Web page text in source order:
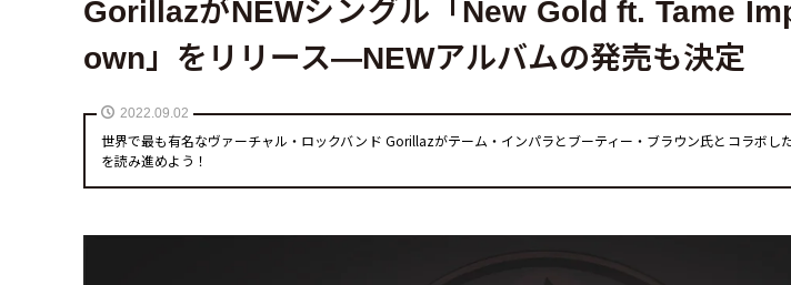
GorillazがNEWシングル「New Gold ft. Tame
own」をリリース—NEWアルバムの発売も決定
2022.09.02
世界で最も有名なヴァーチャル・ロックバンド Gorillazがテーム・インパラとブーティー・ブラウン氏とコラボし
を読み進めよう！